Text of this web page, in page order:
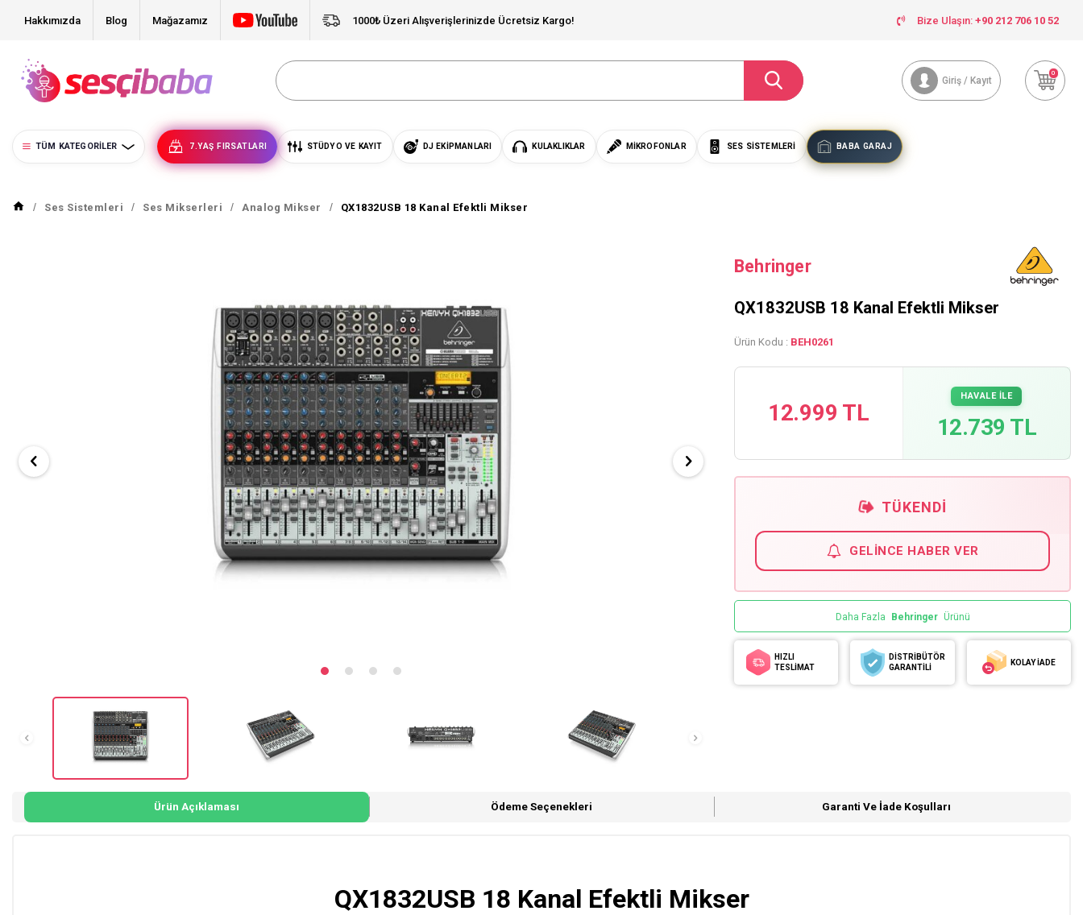
Hakkımızda Blog Mağazamız 1000₺ Üzeri Alışverişlerinizde Ücretsiz Kargo! Bize Ulaşın: +90 212 706 10 52
Giriş / Kayıt
0
TÜM KATEGORILER 7.YAŞ FIRSATLARI STÜDYO VE KAYIT DJ EKIPMANLARI KULAKLIKLAR MIKROFONLAR SES SISTEMLERI BABA GARAJ
Ses Sistemleri Ses Mikserleri Analog Mikser QX1832USB 18 Kanal Efektli Mikser
Behringer
QX1832USB 18 Kanal Efektli Mikser
Ürün Kodu : BEH0261
12.999 TL
HAVALE İLE
12.739 TL
TÜKENDI
GELINCE HABER VER
Daha Fazla Behringer Ürünü
HIZLI
TESLİMAT
DİSTRİBÜTÖR
GARANTİLİ
KOLAY İADE
Ürün Açıklaması Ödeme Seçenekleri Garanti Ve İade Koşulları
QX1832USB 18 Kanal Efektli Mikser